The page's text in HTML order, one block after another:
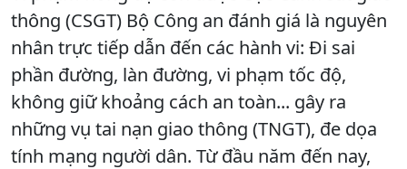
thông (CSGT) Bộ Công an đánh giá là nguyên
nhân trực tiếp dẫn đến các hành vi: Đi sai
phần đường, làn đường, vi phạm tốc độ,
không giữ khoảng cách an toàn... gây ra
những vụ tai nạn giao thông (TNGT), đe dọa
tính mạng người dân. Từ đầu năm đến nay,